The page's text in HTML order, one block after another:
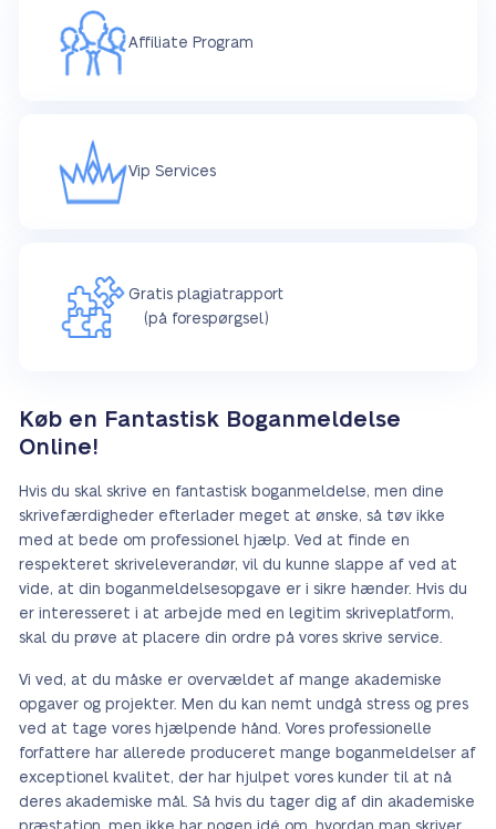
Affiliate Program
Vip Services
Gratis plagiatrapport
(på forespørgsel)
Køb en Fantastisk Boganmeldelse
Online!
Hvis du skal skrive en fantastisk boganmeldelse, men dine
skrivefærdigheder efterlader meget at ønske, så tøv ikke
med at bede om professionel hjælp. Ved at finde en
respekteret skriveleverandør, vil du kunne slappe af ved at
vide, at din boganmeldelsesopgave er i sikre hænder. Hvis du
er interesseret i at arbejde med en legitim skriveplatform,
skal du prøve at placere din ordre på vores skrive service.
Vi ved, at du måske er overvældet af mange akademiske
opgaver og projekter. Men du kan nemt undgå stress og pres
ved at tage vores hjælpende hånd. Vores professionelle
forfattere har allerede produceret mange boganmeldelser af
exceptionel kvalitet, der har hjulpet vores kunder til at nå
deres akademiske mål. Så hvis du tager dig af din akademiske